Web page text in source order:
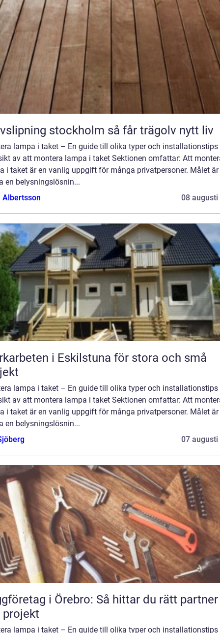
Golvslipning stockholm så får trägolv nytt liv
lampa i taket – En guide till olika typer och installationstips
av att montera lampa i taket Sektionen omfattar: Att
i taket är en vanlig uppgift för många privatpersoner. Målet
en belysningslösnin...
Albertsson
08 augusti
i Eskilstuna för stora och små
lampa i taket – En guide till olika typer och installationstips
av att montera lampa i taket Sektionen omfattar: Att
i taket är en vanlig uppgift för många privatpersoner. Målet
en belysningslösnin...
07 augusti
i Örebro: Så hittar du rätt
lampa i taket – En guide till olika typer och installationstips